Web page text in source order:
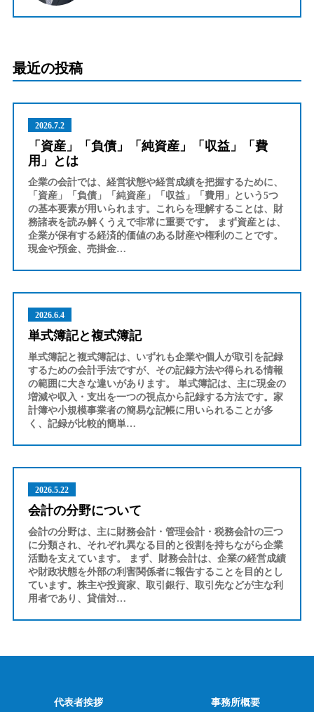
最近の投稿
2026.7.2
「資産」「負債」「純資産」「収益」「費
用」とは
企業の会計では、経営状態や経営成績を把握するために、
「資産」「負債」「純資産」「収益」「費用」という5つ
の基本要素が用いられます。これらを理解することは、財
務諸表を読み解くうえで非常に重要です。 まず資産とは、
企業が保有する経済的価値のある財産や権利のことです。
現金や預金、売掛金…
2026.6.4
単式簿記と複式簿記
単式簿記と複式簿記は、いずれも企業や個人が取引を記録
するための会計手法ですが、その記録方法や得られる情報
の範囲に大きな違いがあります。 単式簿記は、主に現金の
増減や収入・支出を一つの視点から記録する方法です。家
計簿や小規模事業者の簡易な記帳に用いられることが多
く、記録が比較的簡単…
2026.5.22
会計の分野について
会計の分野は、主に財務会計・管理会計・税務会計の三つ
に分類され、それぞれ異なる目的と役割を持ちながら企業
活動を支えています。 まず、財務会計は、企業の経営成績
や財政状態を外部の利害関係者に報告することを目的とし
ています。株主や投資家、取引銀行、取引先などが主な利
用者であり、貸借対…
代表者挨拶 事務所概要